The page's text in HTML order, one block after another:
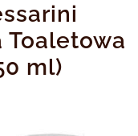
Toaletowa
ml)